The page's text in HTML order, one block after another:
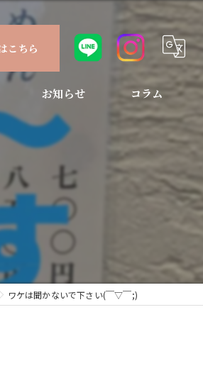
こちら
お知らせ コラム
ワケは聞かないで下さい(￣▽￣;)